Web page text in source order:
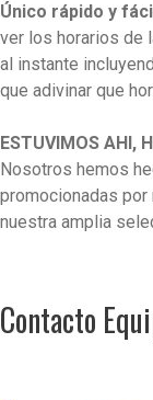
Único rápido y
ver los horarios de
al instante
que adivinar que
ESTUVIMOS AHI,
Nosotros hemos
promocionadas por
nuestra amplia
Contacto